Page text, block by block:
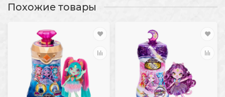
Похожие товары